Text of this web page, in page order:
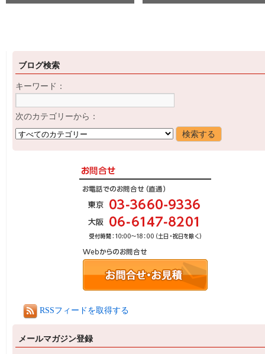
ブログ検索
キーワード：
次のカテゴリーから：
RSSフィードを取得する
メールマガジン登録